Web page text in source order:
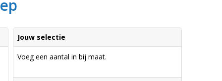
Jouw selectie
Voeg een aantal in bij maat.